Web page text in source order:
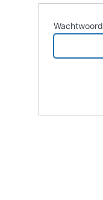
Wachtwoord